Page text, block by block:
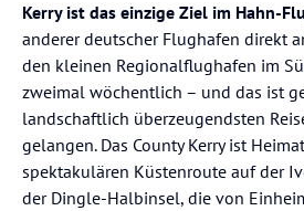
Kerry ist das einzige Ziel im Hahn-
anderer deutscher Flughafen direkt
den kleinen Regionalflughafen im
zweimal wöchentlich – und das ist
landschaftlich überzeugendsten
gelangen. Das County Kerry ist
spektakulären Küstenroute auf der
der Dingle-Halbinsel, die von